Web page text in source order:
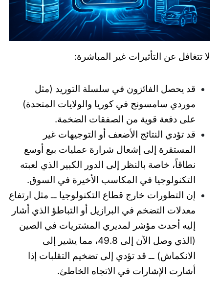
لا تتغافل عن التأثيرات غير المباشرة:
قد يحصل الفائزون في سلسلة التوريد (مثل
موردي سامسونج في كوريا والولايات المتحدة)
على دفعة قوية من الصفقات الضخمة.
قد تؤدي النتائج الأضعف أو التوجيهات غير
المستقرة إلى إشعال شرارة عمليات بيع أوسع
نطاقاً، خاصة بالنظر إلى الدور الكبير الذي لعبته
التكنولوجيا في المكاسب الأخيرة في السوق.
إن التطورات خارج قطاع التكنولوجيا ــ مثل ارتفاع
معدلات التضخم في البرازيل أو التباطؤ الذي أشار
إليه أحدث مؤشر لمديري المشتريات في الصين
(الذي وصل الآن إلى 49.8، مما يشير إلى
الانكماش) ــ قد تؤدي إلى تضخيم التقلبات إذا
أشارت الإشارات في الاتجاه الخاطئ.